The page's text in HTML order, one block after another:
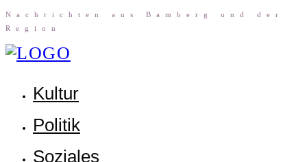
Nach­rich­ten aus Bam­berg und der
Region
Kul­tur
Poli­tik
Sozia­les